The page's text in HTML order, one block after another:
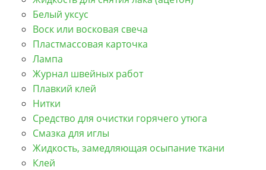
Белый уксус
Воск или восковая свеча
Пластмассовая карточка
Лампа
Журнал швейных работ
Плавкий клей
Нитки
Средство для очистки горячего утюга
Смазка для иглы
Жидкость, замедляющая осыпание ткани
Клей